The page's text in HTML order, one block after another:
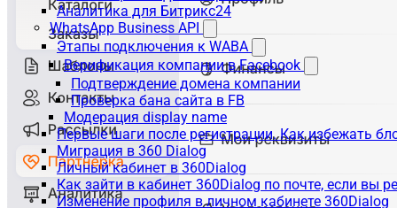
Аналитика для Битрикс24
WhatsApp Business API
Этапы подключения к WABA
Верификация компании в Facebook
Подтверждение домена компании
Проверка бана сайта в FB
Модерация display name
Первые шаги после регистрации. Как избежать
Миграция в 360 Dialog
Личный кабинет в 360Dialog
Как зайти в кабинет 360Dialog по почте, если вы
Изменение профиля в личном кабинете 360Dialog